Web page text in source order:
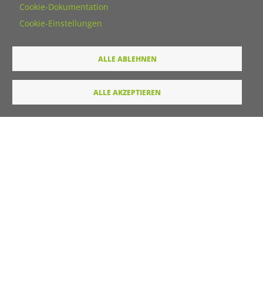
Cookie-Dokumentation
Cookie-Einstellungen
ALLE ABLEHNEN
ALLE AKZEPTIEREN
E-Mail
Sie
Ihre Daten werden von unserer Stiftung elektronisch